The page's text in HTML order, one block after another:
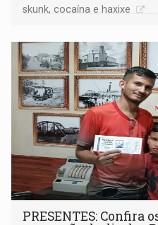
skunk, cocaína e haxixe
PRESENTES: Confira